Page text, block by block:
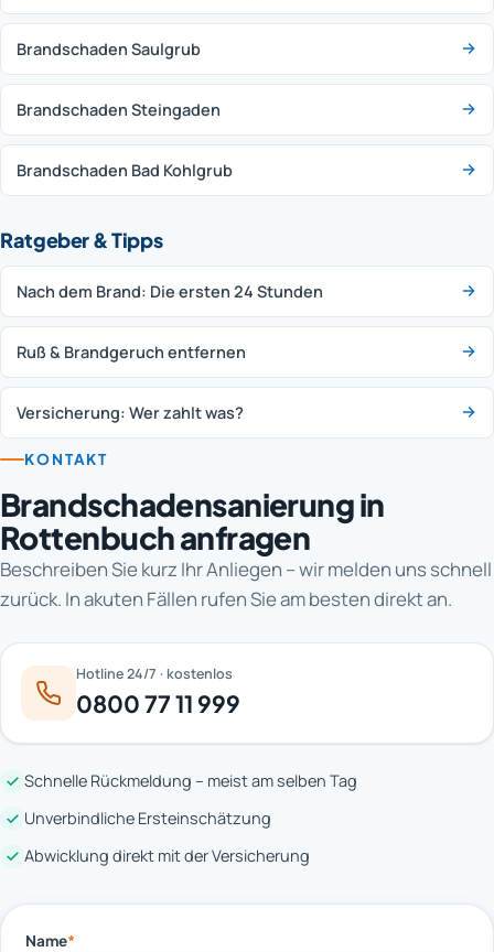
Brandschaden Saulgrub
Brandschaden Steingaden
Brandschaden Bad Kohlgrub
Ratgeber & Tipps
Nach dem Brand: Die ersten 24 Stunden
Ruß & Brandgeruch entfernen
Versicherung: Wer zahlt was?
KONTAKT
Brandschadensanierung in
Rottenbuch anfragen
Beschreiben Sie kurz Ihr Anliegen – wir melden uns schnell
zurück. In akuten Fällen rufen Sie am besten direkt an.
Hotline 24/7 · kostenlos
0800 77 11 999
Schnelle Rückmeldung – meist am selben Tag
Unverbindliche Ersteinschätzung
Abwicklung direkt mit der Versicherung
Name*